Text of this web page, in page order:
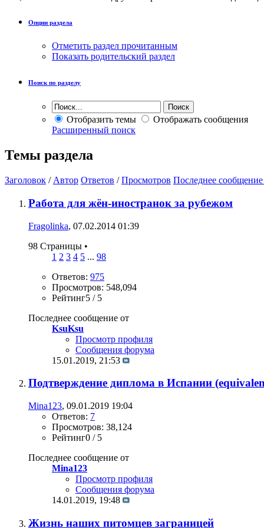
Опции раздела
Отметить раздел прочитанным
Показать родительский раздел
Поиск по разделу
Отобразить темы
Отображать сообщения
Расширенный поиск
Темы раздела
Заголовок / Автор Ответов /Просмотров Последнее сообщение
Работа для жён-иностранок за рубежом
Fragolinka, 07.02.2014 01:39
98 Страницы •
1 2 3 4 5 ... 98
Ответов: 975
Просмотров: 548,094
Рейтинг5 / 5
Последнее сообщение от
KsuKsu
Просмотр профиля
Сообщения форума
15.01.2019, 21:53
Подтверждение диплома в Испании
Mina123, 09.01.2019 19:04
Ответов: 7
Просмотров: 38,124
Рейтинг0 / 5
Последнее сообщение от
Mina123
Просмотр профиля
Сообщения форума
14.01.2019, 19:48
Жизнь наших питомцев заграницей